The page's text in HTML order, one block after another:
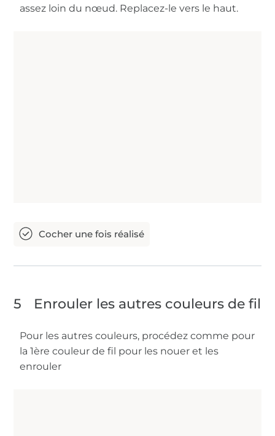
assez loin du nœud. Replacez-le vers le haut.
5 Enrouler les autres couleurs de fil
Pour les autres couleurs, procédez comme pour
la 1ère couleur de fil pour les nouer et les
enrouler